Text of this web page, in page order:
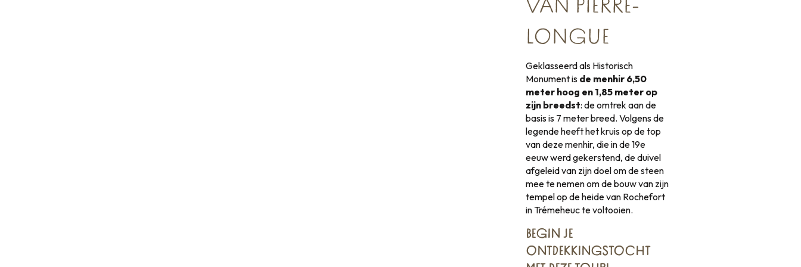
VAN PIERRE-
LONGUE
Geklasseerd als Historisch
Monument is de menhir 6,50
meter hoog en 1,85 meter op
zijn breedst: de omtrek aan de
basis is 7 meter breed. Volgens de
legende heeft het kruis op de top
van deze menhir, die in de 19e
eeuw werd gekerstend, de duivel
afgeleid van zijn doel om de steen
mee te nemen om de bouw van zijn
tempel op de heide van Rochefort
in Trémeheuc te voltooien.
BEGIN JE
ONTDEKKINGSTOCHT